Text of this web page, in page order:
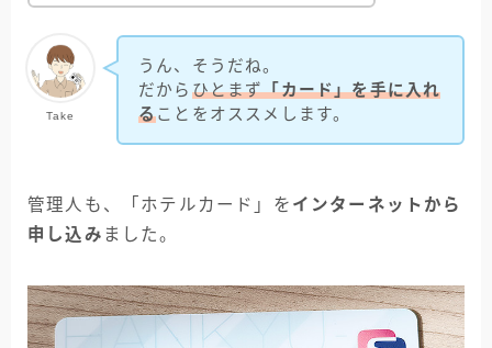
Take
うん、そうだね。
だから ひとまず「カード」を手に入れ
ることをオススメします。
管理人も、「ホテルカード」を インターネットから
申し込み ました。